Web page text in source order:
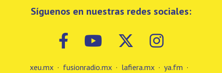
Síguenos en nuestras redes sociales:
xeu.mx · fusionradio.mx · lafiera.mx · ya.fm ·